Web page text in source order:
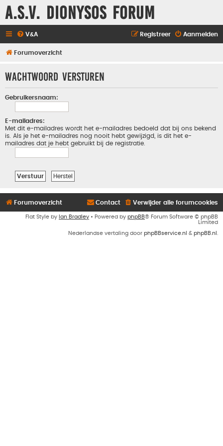
A.S.V. Dionysos Forum
V&A Aanmelden
Registreer
Forumoverzicht
Wachtwoord versturen
Gebruikersnaam:
E-mailadres:
Met dit e-mailadres wordt het e-mailadres bedoeld dat bij ons bekend
is. Als je het e-mailadres nog nooit hebt gewijzigd, is dit het e-
mailadres dat je hebt gebruikt bij de registratie.
Forumoverzicht Verwijder alle forumcookies
Contact
Flat Style by Ian Bradley • Powered by phpBB® Forum Software © phpBB
Limited
Nederlandse vertaling door phpBBservice.nl & phpBB.nl .